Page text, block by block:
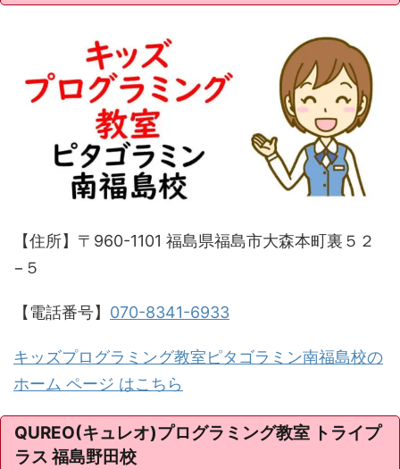
【住所】〒960-1101 福島県福島市大森本町裏５２
−５
【電話番号】 070-8341-6933
キッズプログラミング教室ピタゴラミン南福島校の
ホーム ページ はこちら
QUREO(キュレオ)プログラミング教室 トライプ
ラス 福島野田校